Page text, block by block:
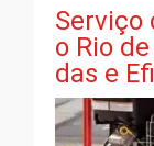
Serviço
o Rio
das e